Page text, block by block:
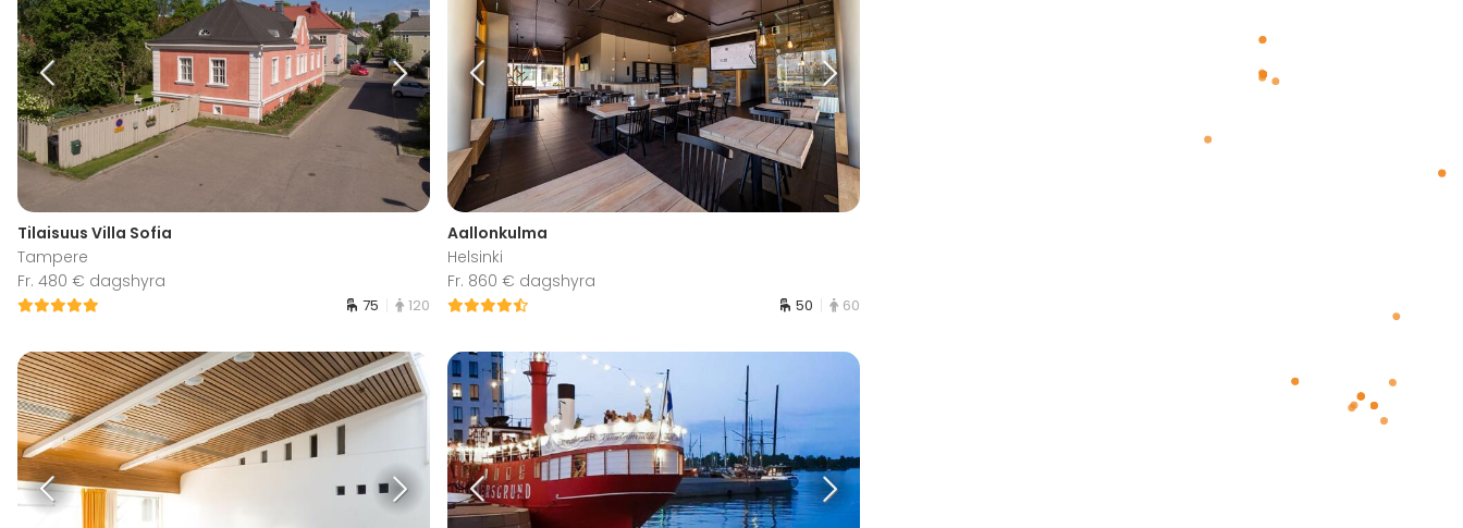
Tilaisuus Villa Sofia
Tampere
Fr. 480 € dagshyra
75 120
Aallonkulma
Helsinki
Fr. 860 € dagshyra
50 60